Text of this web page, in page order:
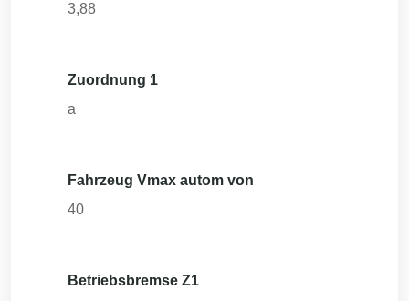
3,88
Zuordnung 1
a
Fahrzeug Vmax autom von
40
Betriebsbremse Z1